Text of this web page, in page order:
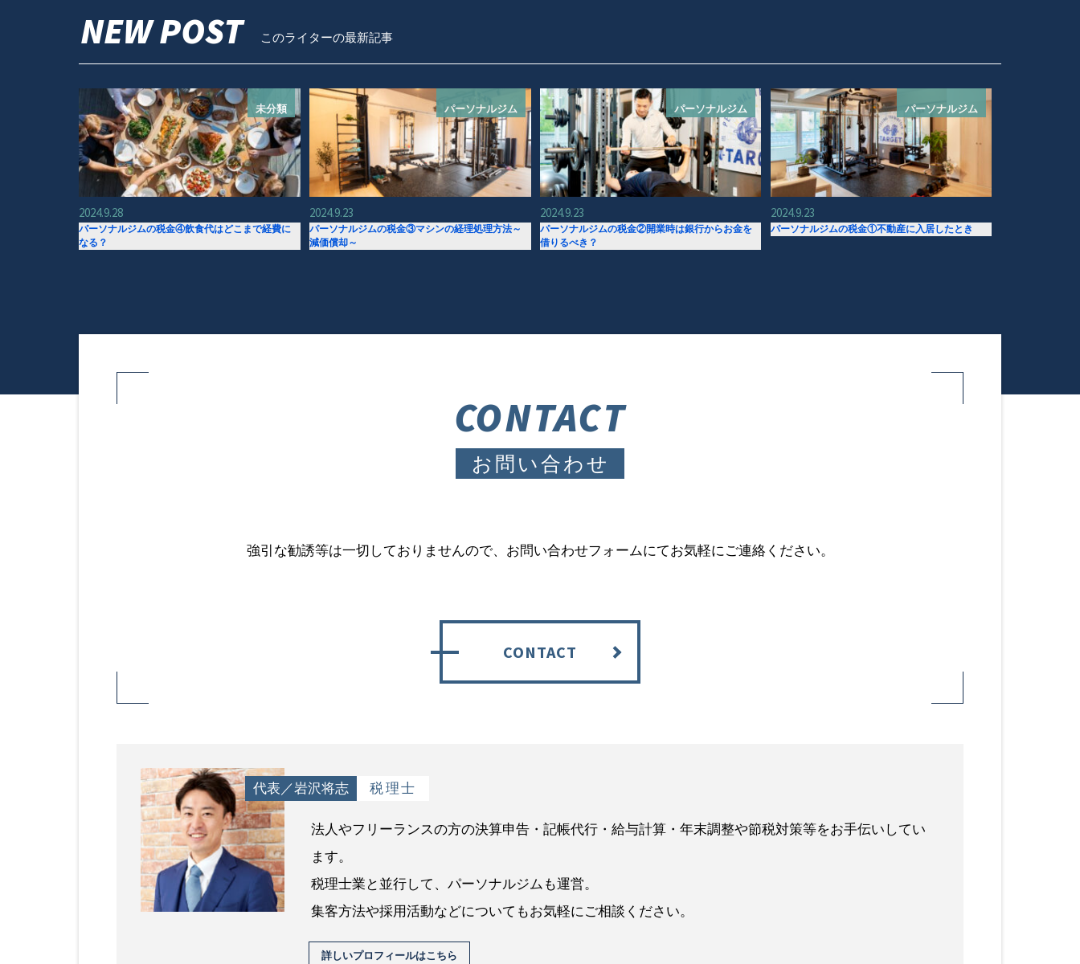
NEW POST このライターの最新記事
未分類
2024.9.28
パーソナルジムの税金④飲食代はどこまで経費に
なる？
パーソナルジム
2024.9.23
パーソナルジムの税金③マシンの経理処理方法～
減価償却～
パーソナルジム
2024.9.23
パーソナルジムの税金②開業時は銀行からお金を
借りるべき？
パーソナルジム
2024.9.23
パーソナルジムの税金①不動産に入居したとき
CONTACT
お問い合わせ
強引な勧誘等は一切しておりませんので、お問い合わせフォームにてお気軽にご連絡ください。
CONTACT
代表／岩沢将志 税理士
法人やフリーランスの方の決算申告・記帳代行・給与計算・年末調整や節税対策等をお手伝いしてい
ます。
税理士業と並行して、パーソナルジムも運営。
集客方法や採用活動などについてもお気軽にご相談ください。
詳しいプロフィールはこちら